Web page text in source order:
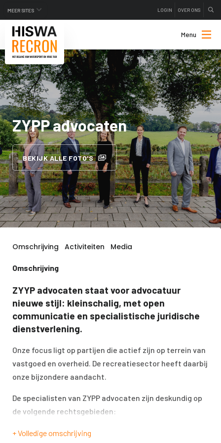
MEER SITES LOGIN OVER ONS
Menu
ZYPP advocaten
BEKIJK ALLE FOTO'S
Omschrijving Activiteiten Media
Omschrijving
ZYYP advocaten staat voor advocatuur
nieuwe stijl: kleinschalig, met open
communicatie en specialistische juridische
dienstverlening.
Onze focus ligt op partijen die actief zijn op terrein van
vastgoed en overheid. De recreatiesector heeft daarbij
onze bijzondere aandacht.
De specialisten van ZYPP advocaten zijn deskundig op
de volgende rechtsgebieden:
omgevingsrecht (vergunningen)
+ Volledige omschrijving